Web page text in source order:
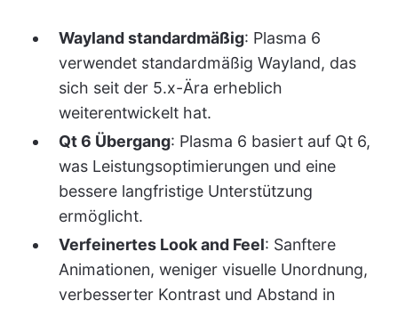
Wayland standardmäßig: Plasma 6
verwendet standardmäßig Wayland, das
sich seit der 5.x-Ära erheblich
weiterentwickelt hat.
Qt 6 Übergang: Plasma 6 basiert auf Qt 6,
was Leistungsoptimierungen und eine
bessere langfristige Unterstützung
ermöglicht.
Verfeinertes Look and Feel: Sanftere
Animationen, weniger visuelle Unordnung,
verbesserter Kontrast und Abstand in